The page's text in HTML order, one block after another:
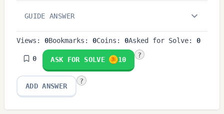
3
GUIDE ANSWER
Views: 0Bookmarks: 0Coins: 0Asked for Solve: 0
0 ASK FOR SOLVE 10
?
ADD ANSWER
?